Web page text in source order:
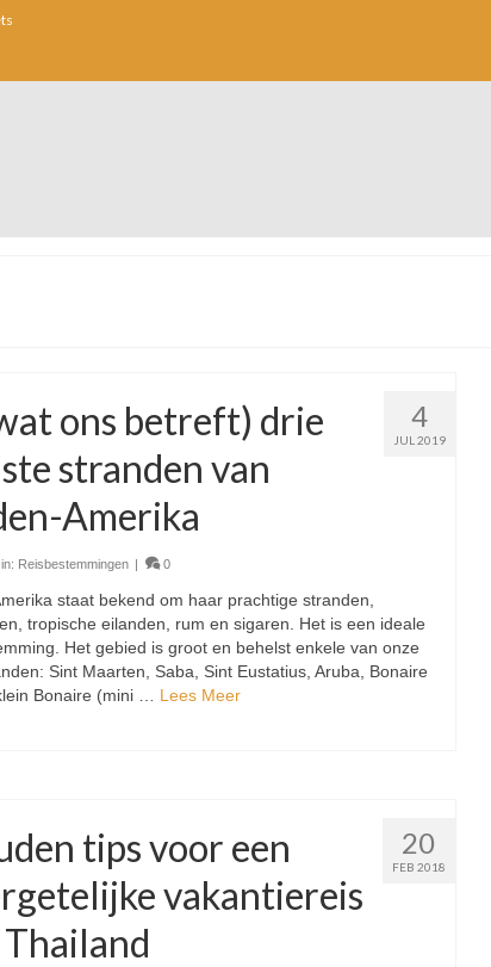
4
JUL 2019
ons betreft) drie
stranden van
Amerika
Reisbestemmingen | 0
staat bekend om haar prachtige stranden,
tropische eilanden, rum en sigaren. Het is een ideale
Het gebied is groot en behelst enkele van onze
Sint Maarten, Saba, Sint Eustatius, Aruba, Bonaire
Bonaire (mini … Lees Meer
20
FEB 2018
tips voor een
vakantiereis